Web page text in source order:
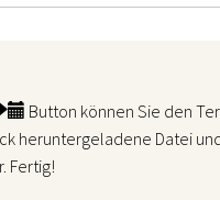
Button können Sie den
heruntergeladene Datei
Fertig!